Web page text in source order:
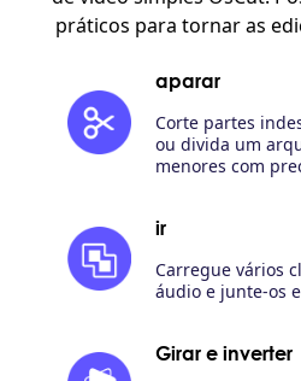
práticos para tornar as
aparar
Corte partes
ou divida um
menores com
ir
Carregue vários
áudio e junte-os
Girar e inverter